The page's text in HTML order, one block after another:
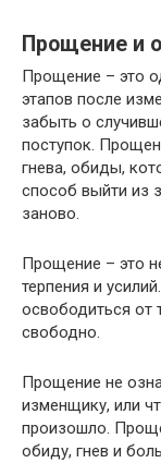
Прощение и
Прощение – это
этапов после
забыть о
поступок.​
гнева, обиды,
способ выйти из
заново.​
Прощение – это
терпения и
освободиться от
свободно.​
Прощение не
изменщику, или
произошло.​
обиду, гнев и